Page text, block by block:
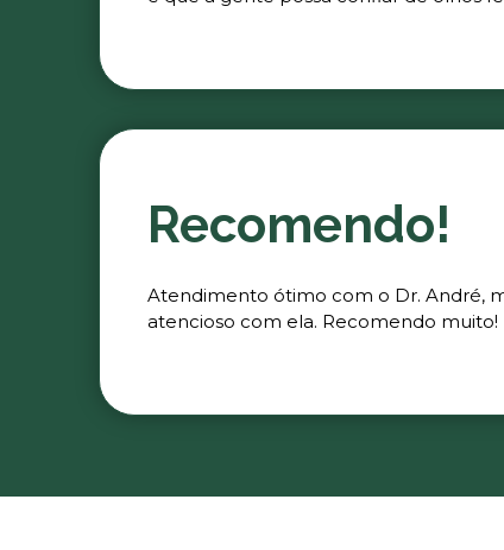
Recomendo!
Atendimento ótimo com o Dr. André,
atencioso com ela. Recomendo muito!